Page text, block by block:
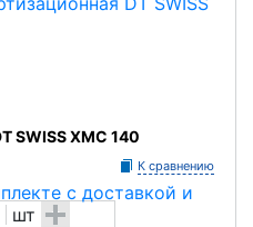
SWISS XMC 140
К сравнению
шт +